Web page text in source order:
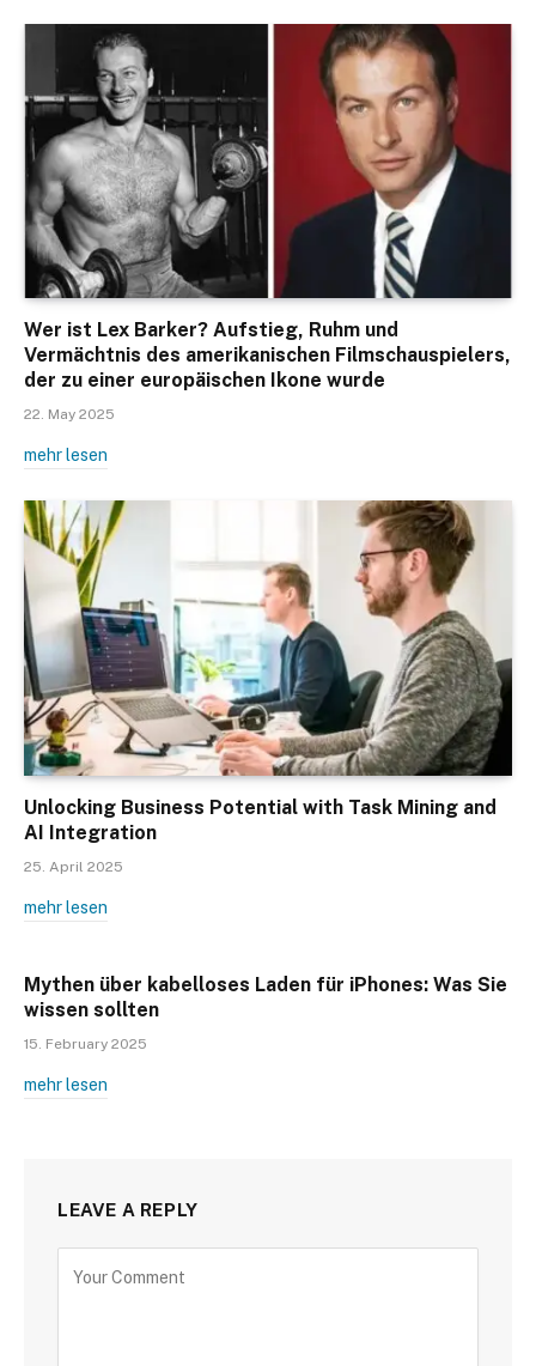
Wer ist Lex Barker? Aufstieg, Ruhm und
Vermächtnis des amerikanischen Filmschauspielers,
der zu einer europäischen Ikone wurde
22. May 2025
mehr lesen
Unlocking Business Potential with Task Mining and
AI Integration
25. April 2025
mehr lesen
Mythen über kabelloses Laden für iPhones: Was Sie
wissen sollten
15. February 2025
mehr lesen
LEAVE A REPLY